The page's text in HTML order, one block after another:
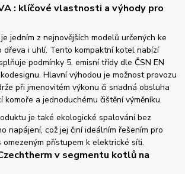
: klíčové vlastnosti a výhody pro
jedním z nejnovějších modelů určených ke
dřeva i uhlí. Tento kompaktní kotel nabízí
podmínky 5. emisní třídy dle ČSN EN
Hlavní výhodou je možnost provozu
při jmenovitém výkonu či snadná obsluha
komoře a jednoduchému čištění výměníku.
je také ekologické spalování bez
napájení, což jej činí ideálním řešením pro
přístupem k elektrické síti.
v segmentu kotlů na